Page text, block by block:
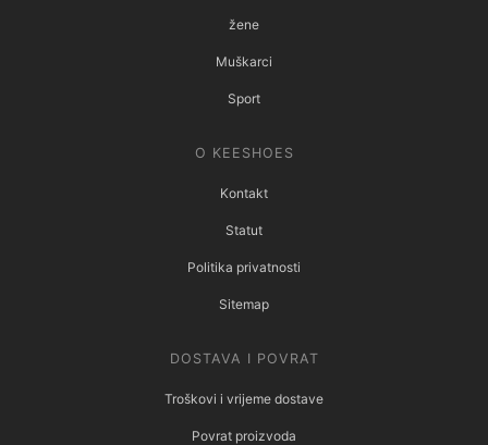
žene
Muškarci
Sport
O KEESHOES
Kontakt
Statut
Politika privatnosti
Sitemap
DOSTAVA I POVRAT
Troškovi i vrijeme dostave
Povrat proizvoda